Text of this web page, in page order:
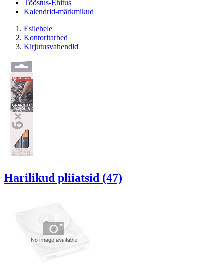
Tööstus-Ehitus
Kalendrid-märkmikud
Esilehele
Kontoritarbed
Kirjutusvahendid
Harilikud pliiatsid (47)